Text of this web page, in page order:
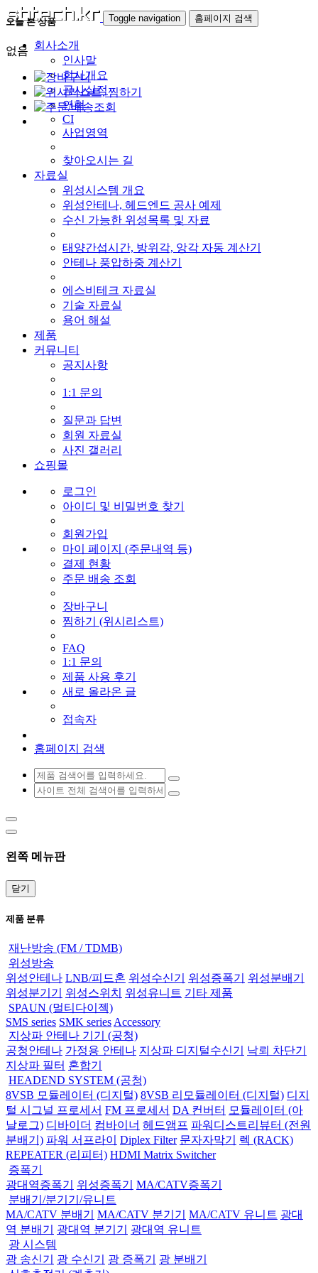
Toggle navigation 홈페이지 검색
회사소개
인사말
회사개요
공사실적
연혁
CI
사업영역
찾아오시는 길
자료실
위성시스템 개요
위성안테나, 헤드엔드 공사 예제
수신 가능한 위성목록 및 자료
태양간섭시간, 방위각, 앙각 자동 계산기
안테나 풍압하중 계산기
에스비테크 자료실
기술 자료실
용어 해설
제품
커뮤니티
공지사항
1:1 문의
질문과 답변
회원 자료실
사진 갤러리
쇼핑몰
로그인
아이디 및 비밀번호 찾기
회원가입
마이 페이지 (주문내역 등)
결제 현황
주문 배송 조회
장바구니
찜하기 (위시리스트)
FAQ
1:1 문의
제품 사용 후기
새로 올라온 글
접속자
홈페이지 검색
왼쪽 메뉴판
닫기
제품 분류
재난방송 (FM / TDMB)
위성방송
위성안테나 LNB/피드혼 위성수신기 위성증폭기
위성분배기
위성분기기
위성스위치 위성유니트 기타 제품
SPAUN (멀티다이젝)
SMS series SMK series Accessory
지상파 안테나 기기 (공청)
공청안테나 가정용 안테나 지상파 디지털수신기
낙뢰 차단기
지상파 필터 혼합기
HEADEND SYSTEM (공청)
8VSB 모듈레이터 (디지털) 8VSB 리모듈레이터 (디지털) 디지
털 시그널 프로세서 FM 프로세서 DA 컨버터 모듈레이터 (아
날로그) 디바이더 컴바이너 헤드앰프 파워디스트리뷰터 (전원
분배기) 파워 서프라이 Diplex Filter 문자자막기
렉 (RACK)
REPEATER (리피터) HDMI Matrix Switcher
증폭기
광대역증폭기
위성증폭기
MA/CATV증폭기
분배기/분기기/유니트
MA/CATV 분배기
MA/CATV 분기기 MA/CATV 유니트 광대
역 분배기
광대역 분기기
광대역 유니트
광 시스템
광 송신기
광 수신기 광 증폭기
광 분배기
오늘 본 상품
없음